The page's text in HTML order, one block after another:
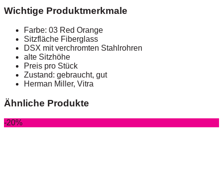
Wichtige Produktmerkmale
Farbe: 03 Red Orange
Sitzfläche Fiberglass
DSX mit verchromten Stahlrohren
alte Sitzhöhe
Preis pro Stück
Zustand: gebraucht, gut
Herman Miller, Vitra
Ähnliche Produkte
-20%